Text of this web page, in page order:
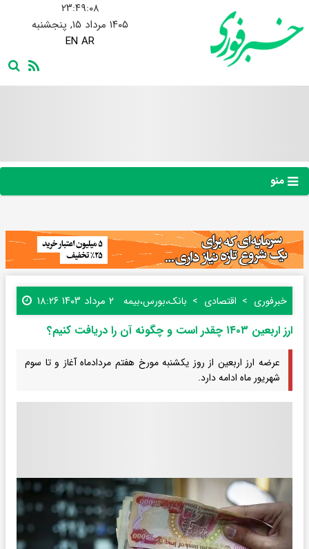
۲۳:۴۹:۰۹
۱۴۰۵ مرداد ۱۵, پنجشنبه
EN AR
منو
خبرفوری اقتصادی بانک،بورس،بیمه ۲ مرداد ۱۴۰۳ ۱۸:۲۶
ارز اربعین ۱۴۰۳ چقدر است و چگونه آن را دریافت کنیم؟
عرضه ارز اربعین از روز یکشنبه مورخ هفتم مردادماه آغاز و تا سوم
شهریور ماه ادامه دارد.